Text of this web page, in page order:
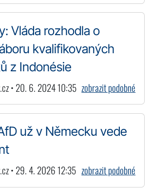
Vláda rozhodla o
kvalifikovaných
z Indonésie
• 20. 6. 2024 10:35 zobrazit podobné
už v Německu vede
• 29. 4. 2026 12:35 zobrazit podobné